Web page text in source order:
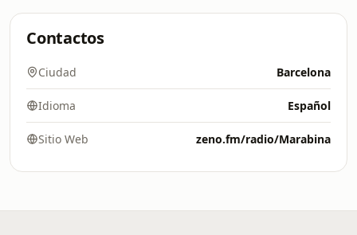
Contactos
Ciudad Barcelona
Idioma Español
Sitio Web zeno.fm/radio/Marabina